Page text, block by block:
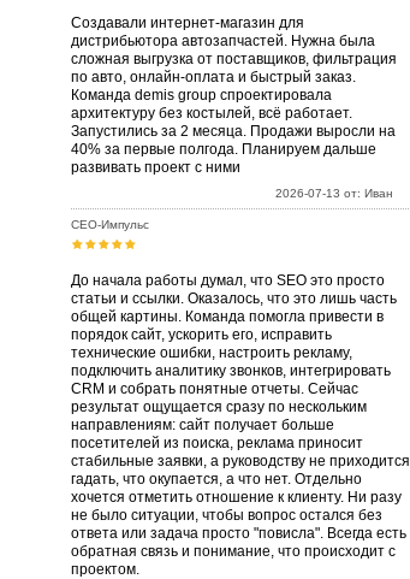
Создавали интернет-магазин для
дистрибьютора автозапчастей. Нужна была
сложная выгрузка от поставщиков, фильтрация
по авто, онлайн-оплата и быстрый заказ.
Команда demis group спроектировала
архитектуру без костылей, всё работает.
Запустились за 2 месяца. Продажи выросли на
40% за первые полгода. Планируем дальше
развивать проект с ними
2026-07-13 от: Иван
СЕО-Импульс
До начала работы думал, что SEO это просто
статьи и ссылки. Оказалось, что это лишь часть
общей картины. Команда помогла привести в
порядок сайт, ускорить его, исправить
технические ошибки, настроить рекламу,
подключить аналитику звонков, интегрировать
CRM и собрать понятные отчеты. Сейчас
результат ощущается сразу по нескольким
направлениям: сайт получает больше
посетителей из поиска, реклама приносит
стабильные заявки, а руководству не приходится
гадать, что окупается, а что нет. Отдельно
хочется отметить отношение к клиенту. Ни разу
не было ситуации, чтобы вопрос остался без
ответа или задача просто "повисла". Всегда есть
обратная связь и понимание, что происходит с
проектом.